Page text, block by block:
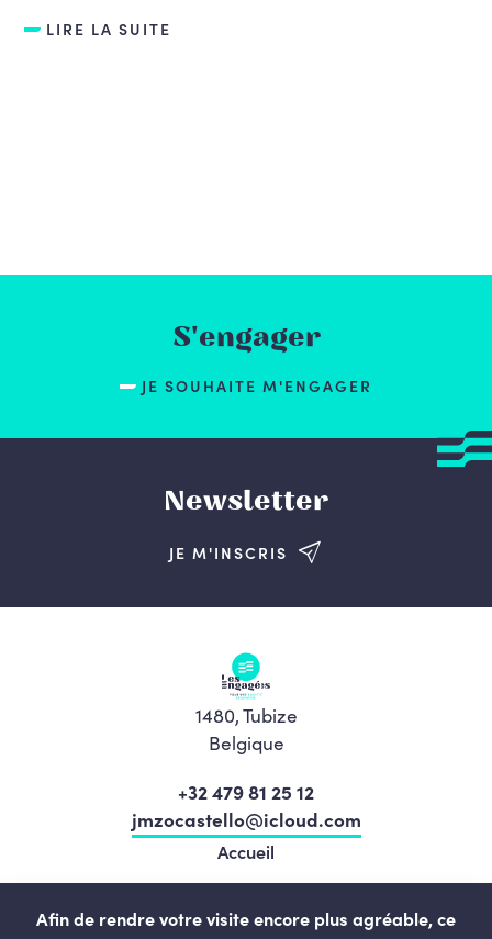
LIRE LA SUITE
S'engager
JE SOUHAITE M'ENGAGER
Newsletter
JE M'INSCRIS
1480, Tubize
Belgique
+32 479 81 25 12
jmzocastello@icloud.com
Accueil
Nos élu.e.s
Notre équipe
Afin de rendre votre visite encore plus agréable, ce